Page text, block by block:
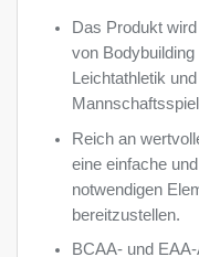
Das Produkt
von
Leichtathletik
Reich an
eine einfache
notwendigen
bereitzustellen.
BCAA- und